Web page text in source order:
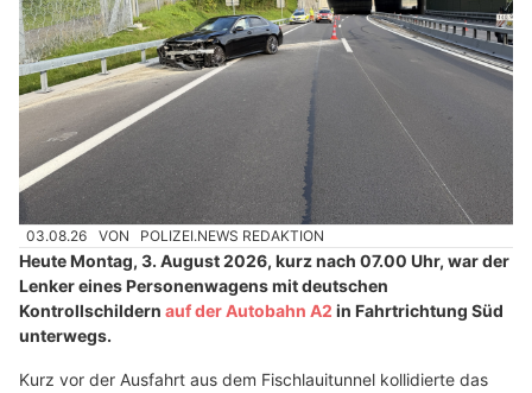
03.08.26 VON POLIZEI.NEWS REDAKTION
Heute Montag, 3. August 2026, kurz nach 07.00 Uhr, war der
Lenker eines Personenwagens mit deutschen
Kontrollschildern auf der Autobahn A2 in Fahrtrichtung Süd
unterwegs.
Kurz vor der Ausfahrt aus dem Fischlauitunnel kollidierte das